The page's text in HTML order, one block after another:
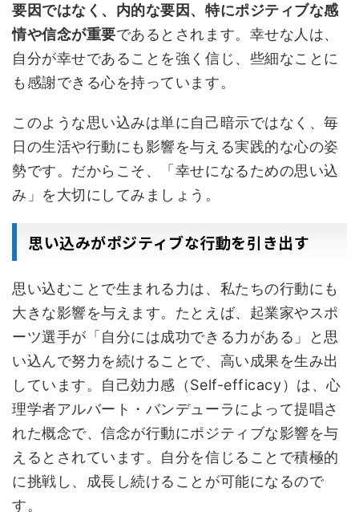
要因ではなく、内的な要因、特にポジティブな感
情や信念が重要であるとされます。幸せな人は、
自分が幸せであることを強く信じ、些細なことに
も感謝できる心を持っています。
このような思い込みは単に自己暗示ではなく、毎
日の生活や行動にも影響を与える実践的な心の姿
勢です。だからこそ、「幸せになるための思い込
み」を大切にしてみましょう。
思い込みがポジティブな行動を引き出す
思い込むことで生まれる力は、私たちの行動にも
大きな影響を与えます。たとえば、起業家やスポ
ーツ選手が「自分には成功できる力がある」と思
い込んで努力を続けることで、高い成果を生み出
しています。自己効力感（Self-efficacy）は、心
理学者アルバート・バンデューラによって提唱さ
れた概念で、信念が行動にポジティブな影響を与
えるとされています。自分を信じることで積極的
に挑戦し、成長し続けることが可能になるので
す。